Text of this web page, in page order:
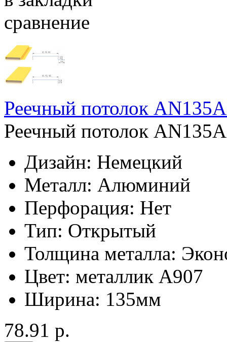
сравнение
Реечный потолок
Реечный потолок
Дизайн: Немецкий
Металл: Алюминий
Перфорация: Нет
Тип: Открытый
Толщина металла:
Цвет: металлик А907
Ширина: 135мм
78.91 р.